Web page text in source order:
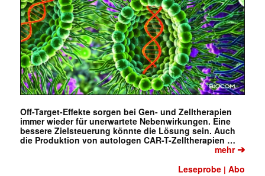
Off-Target-Effekte sorgen bei Gen- und Zelltherapien
immer wieder für unerwartete Nebenwirkungen. Eine
bessere Zielsteuerung könnte die Lösung sein. Auch
die Produktion von autologen CAR-T-Zelltherapien …
mehr➔
Leseprobe |Abo